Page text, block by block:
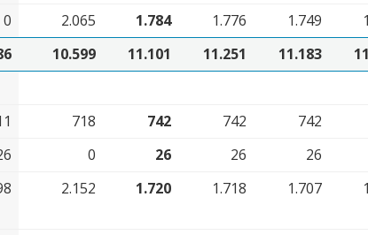
0 2.065 1.784 1.776 1.749
10.599 11.101 11.251 11.183
718 742 742 742
0 26 26 26
2.152 1.720 1.718 1.707